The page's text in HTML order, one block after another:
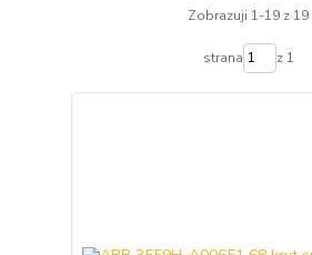
Zobrazuji 1-19 z 19
strana z 1